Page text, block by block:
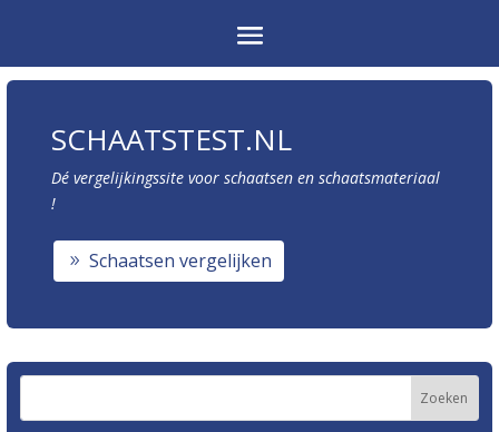
SCHAATSTEST.NL
Dé vergelijkingssite voor schaatsen en schaatsmateriaal
!
Schaatsen vergelijken